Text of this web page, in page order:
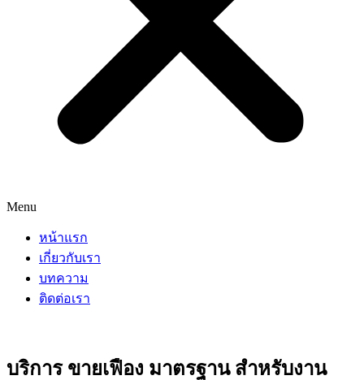
Menu
หน้าแรก
เกี่ยวกับเรา
บทความ
ติดต่อเรา
บริการ ขายเฟือง มาตรฐาน สำหรับงาน